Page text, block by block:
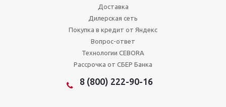
Доставка
Дилерская сеть
Покупка в кредит от Яндекс
Вопрос-ответ
Технологии CEBORA
Рассрочка от СБЕР Банка
8 (800) 222-90-16